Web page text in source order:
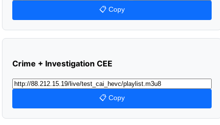
📋 Copy
Crime + Investigation CEE
📋 Copy